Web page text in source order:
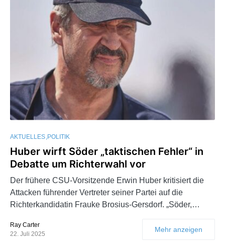
AKTUELLES POLITIK
Huber wirft Söder „taktischen Fehler“ in
Debatte um Richterwahl vor
Der frühere CSU-Vorsitzende Erwin Huber kritisiert die
Attacken führender Vertreter seiner Partei auf die
Richterkandidatin Frauke Brosius-Gersdorf. „Söder,…
Ray Carter
22. Juli 2025
Mehr anzeigen